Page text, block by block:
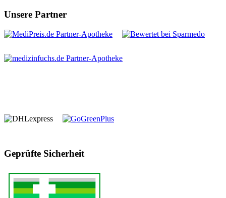
Unsere Partner
Geprüfte Sicherheit